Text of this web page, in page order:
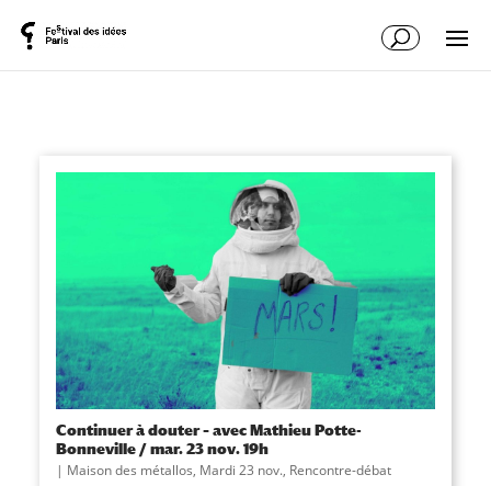
Continuer à douter – avec Mathieu Potte-
Bonneville / mar. 23 nov. 19h
| Maison des métallos, Mardi 23 nov., Rencontre-débat